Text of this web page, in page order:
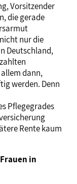
Vorsitzender
die gerade
nur die
Deutschland,
dann,
werden. Denn
Pflegegrades
Rente kaum
in